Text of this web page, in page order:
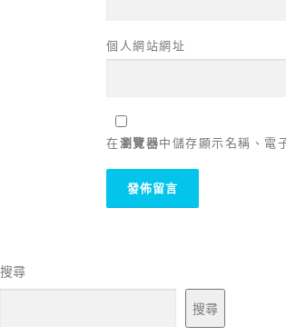
個人網站網址
在瀏覽器中儲存顯示名稱、電
搜尋
搜尋